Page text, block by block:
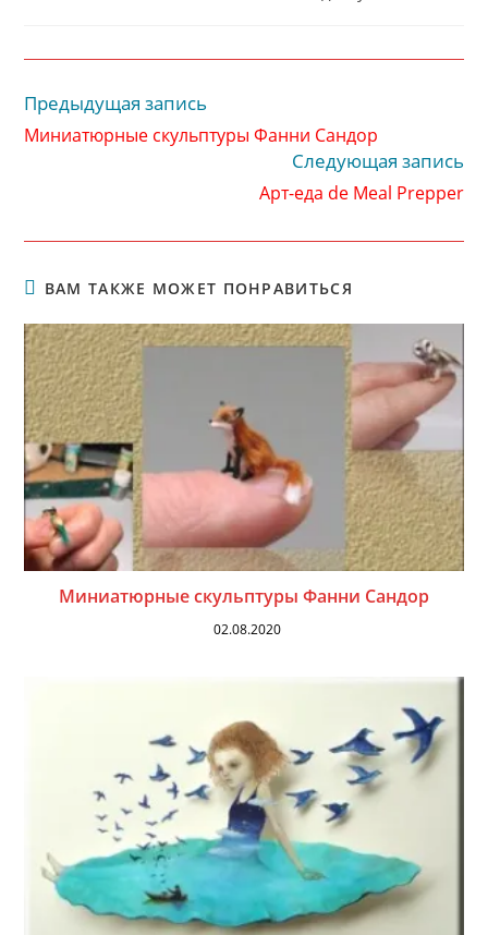
записи:
Читать
статьи
Предыдущая запись
Миниатюрные скульптуры Фанни Сандор
Следующая запись
Арт-еда de Meal Prepper
ВАМ ТАКЖЕ МОЖЕТ ПОНРАВИТЬСЯ
Миниатюрные скульптуры Фанни Сандор
02.08.2020